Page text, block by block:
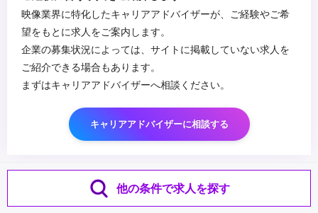
映像業界に特化したキャリアアドバイザーが、ご経験やご希
望をもとに求人をご案内します。
企業の募集状況によっては、サイトに掲載していない求人を
ご紹介できる場合もあります。
まずはキャリアアドバイザーへ相談ください。
キャリアアドバイザーに相談する
他の条件で求人を探す